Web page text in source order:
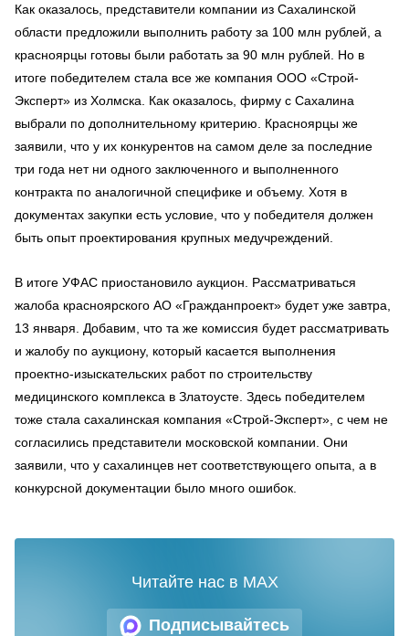
Как оказалось, представители компании из Сахалинской
области предложили выполнить работу за 100 млн рублей, а
красноярцы готовы были работать за 90 млн рублей. Но в
итоге победителем стала все же компания ООО «Строй-
Эксперт» из Холмска. Как оказалось, фирму с Сахалина
выбрали по дополнительному критерию. Красноярцы же
заявили, что у их конкурентов на самом деле за последние
три года нет ни одного заключенного и выполненного
контракта по аналогичной специфике и объему. Хотя в
документах закупки есть условие, что у победителя должен
быть опыт проектирования крупных медучреждений.
В итоге УФАС приостановило аукцион. Рассматриваться
жалоба красноярского АО «Гражданпроект» будет уже завтра,
13 января. Добавим, что та же комиссия будет рассматривать
и жалобу по аукциону, который касается выполнения
проектно-изыскательских работ по строительству
медицинского комплекса в Златоусте. Здесь победителем
тоже стала сахалинская компания «Строй-Эксперт», с чем не
согласились представители московской компании. Они
заявили, что у сахалинцев нет соответствующего опыта, а в
конкурсной документации было много ошибок.
Подписывайтесь
Читайте нас в MAX